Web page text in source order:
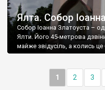
Ялта. Собор
Собор Іоанна Златоуста –
Ялти. Його 45-метрова
майже звідусіль, а колись
1 2 3